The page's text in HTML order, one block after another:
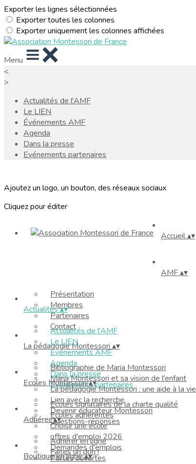
Exporter les lignes sélectionnées
Exporter toutes les colonnes
Exporter uniquement les colonnes affichées
Menu
<
>
Actualités de l'AMF
Le LIEN
Événements AMF
Agenda
Dans la presse
Evénements partenaires
Ajoutez un logo, un bouton, des réseaux sociaux
Cliquez pour éditer
Accueil▴▾
AMF▴▾
Présentation
Membres
Partenaires
Contact
Actualités▴▾
Actualités de l'AMF
Le LIEN
Événements AMF
Agenda
Dans la presse
Evénements partenaires
La pédagogie Montessori ▴▾
Bibliographie de Maria Montessori
Maria Montessori et sa vision de l'enfant
La pédagogie Montessori : une aide à la vie
Lien avec la recherche
Devenir éducateur Montessori
Questions-réponses
Ecoles Montessori▴▾
Ecoles signataires de la charte qualité
Ecoles adhérentes
Choisir une école
offres d'emploi 2026
Demandes d'emplois
Portes ouvertes
Adhérer▴▾
Adhérer en ligne
Faites un don !
Boutique en ligne▴▾